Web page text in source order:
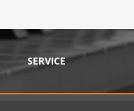
SERVICE